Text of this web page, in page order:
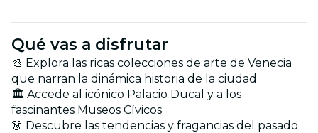
Qué vas a disfrutar
🎨 Explora las ricas colecciones de arte de Venecia
que narran la dinámica historia de la ciudad
🏛️ Accede al icónico Palacio Ducal y a los
fascinantes Museos Cívicos
👗 Descubre las tendencias y fragancias del pasado